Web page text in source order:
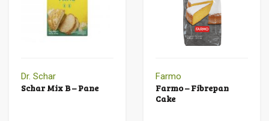
Dr. Schar
Schar Mix B – Pane
Farmo
Farmo – Fibrepan
Cake